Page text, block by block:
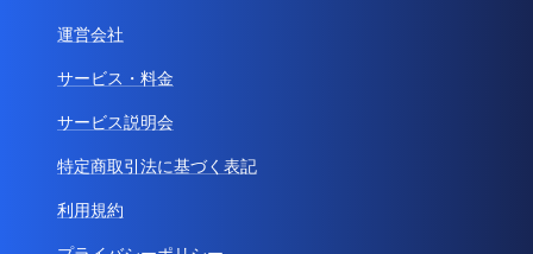
運営会社
サービス・料金
サービス説明会
特定商取引法に基づく表記
利用規約